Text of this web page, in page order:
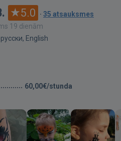
5.0 · 35 atsauksmes
19 dienām
English
60,00€/stunda